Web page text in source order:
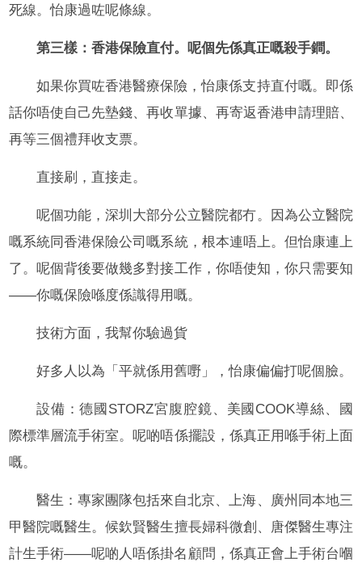
死線。怡康過咗呢條線。
第三樣：香港保險直付。呢個先係真正嘅殺手鐧。
如果你買咗香港醫療保險，怡康係支持直付嘅。即係
話你唔使自己先墊錢、再收單據、再寄返香港申請理賠、
再等三個禮拜收支票。
直接刷，直接走。
呢個功能，深圳大部分公立醫院都冇。因為公立醫院
嘅系統同香港保險公司嘅系統，根本連唔上。但怡康連上
了。呢個背後要做幾多對接工作，你唔使知，你只需要知
——你嘅保險喺度係識得用嘅。
技術方面，我幫你驗過貨
好多人以為「平就係用舊嘢」，怡康偏偏打呢個臉。
設備：德國STORZ宮腹腔鏡、美國COOK導絲、國
際標準層流手術室。呢啲唔係擺設，係真正用喺手術上面
嘅。
醫生：專家團隊包括來自北京、上海、廣州同本地三
甲醫院嘅醫生。候欽賢醫生擅長婦科微創、唐傑醫生專注
計生手術——呢啲人唔係掛名顧問，係真正會上手術台嗰